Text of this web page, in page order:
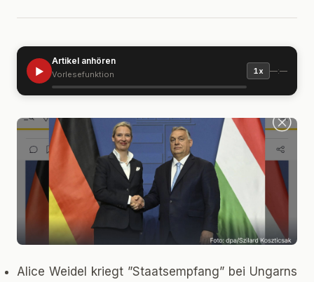
▶
Artikel anhören
Vorlesefunktion 1x —:—
Alice Weidel kriegt ”Staatsempfang” bei Ungarns